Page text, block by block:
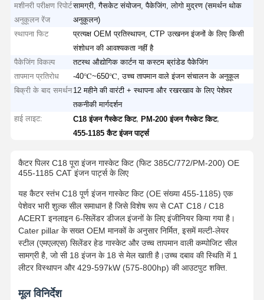
मशीनरी परीक्षण रिपोर्ट
अनुकूलन रेंज
सामग्री, गैसकेट संयोजन, पैकेजिंग, लोगो मुद्रण (समर्थन थोक
अनुकूलन)
स्थापना फिट
प्रत्यक्ष OEM प्रतिस्थापन, CTP उत्खनन इंजनों के लिए किसी
संशोधन की आवश्यकता नहीं है
पैकेजिंग विकल्प
तटस्थ औद्योगिक कार्टन या कस्टम ब्रांडेड पैकेजिंग
तापमान प्रतिरोध
-40℃~650℃, उच्च तापमान वाले इंजन संचालन के अनुकूल
बिक्री के बाद समर्थन12 महीने की वारंटी + स्थापना और रखरखाव के लिए पेशेवर
तकनीकी मार्गदर्शन
हाई लाइट:
C18 इंजन गैस्केट किट,PM-200 इंजन गैस्केट किट,
455-1185 कैट इंजन पार्ट्स
कैटर पिलर C18 पूरा इंजन गास्केट किट (फिट 385C/772/PM-200) OE
455-1185 CAT इंजन पार्ट्स के लिए
यह कैटर स्तंभ C18 पूर्ण इंजन गास्केट किट (OE संख्या 455-1185) एक
पेशेवर भारी शुल्क सील समाधान है जिसे विशेष रूप से CAT C18 / C18
ACERT इनलाइन 6-सिलेंडर डीजल इंजनों के लिए इंजीनियर किया गया है।
Cater pillar के सख्त OEM मानकों के अनुसार निर्मित, इसमें मल्टी-लेयर
स्टील (एमएलएस) सिलेंडर हेड गास्केट और उच्च तापमान वाली कम्पोजिट सील
सामग्री है, जो सी 18 इंजन के 18 से मेल खाती है।उच्च दबाव की स्थिति में 1
लीटर विस्थापन और 429-597kW (575-800hp) की आउटपुट शक्ति.
मूल विनिर्देश